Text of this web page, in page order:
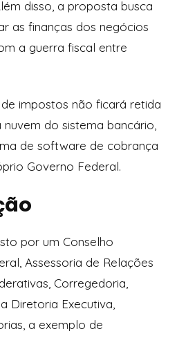
disso, a proposta busca
as finanças dos negócios
a guerra fiscal entre
impostos não ficará retida
nuvem do sistema bancário,
de software de cobrança
Governo Federal.
por um Conselho
Assessoria de Relações
Corregedoria,
Diretoria Executiva,
a exemplo de